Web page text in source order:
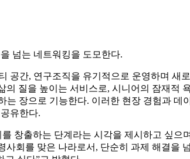
넘는 네트워킹을 도모한다.
공간, 연구조직을 유기적으로 운영하며 새
의 질을 높이는 서비스로, 시니어의 잠재
장으로 기능한다. 이러한 현장 경험과
유한다.
창출하는 단계라는 시각을 제시하고 싶
회를 맞은 나라로서, 단순히 과제 해결을